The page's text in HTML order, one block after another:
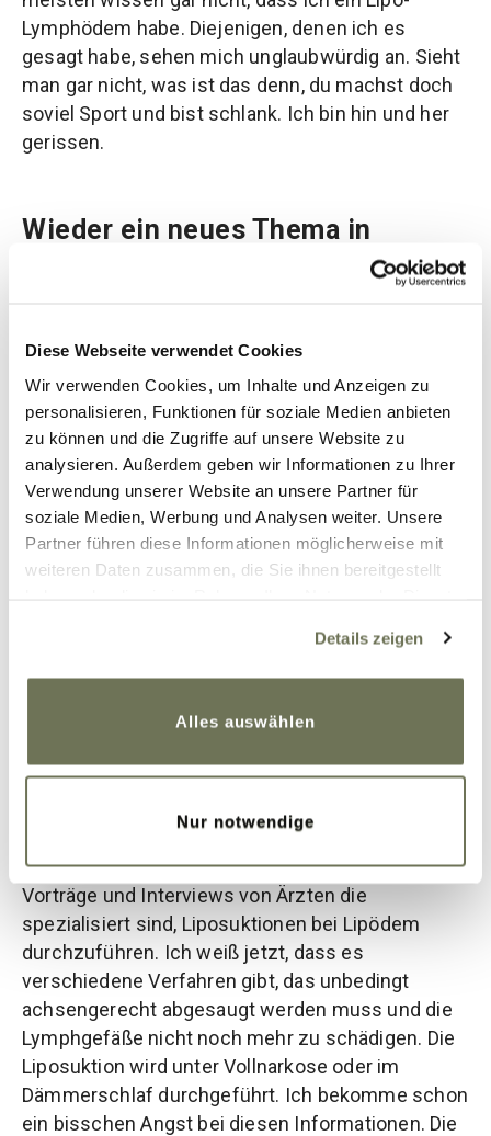
Diese Webseite verwendet Cookies
Wir verwenden Cookies, um Inhalte und Anzeigen zu
personalisieren, Funktionen für soziale Medien anbieten
zu können und die Zugriffe auf unsere Website zu
analysieren. Außerdem geben wir Informationen zu Ihrer
Verwendung unserer Website an unsere Partner für
soziale Medien, Werbung und Analysen weiter. Unsere
Partner führen diese Informationen möglicherweise mit
weiteren Daten zusammen, die Sie ihnen bereitgestellt
Cookies, wenn Sie unsere Webseite weiterhin nutzen.
Weitere Informationen finden Sie in unserer
Details zeigen
Alles auswählen
Nur notwendige
Lymphödem habe. Diejenigen, denen ich es
gesagt habe, sehen mich unglaubwürdig an. Sieht
man gar nicht, was ist das denn, du machst doch
soviel Sport und bist schlank. Ich bin hin und her
gerissen.
Wieder ein neues Thema in
noch völlig ahnungslos. Natürlich bekommt er das
Telefonat mit und hinterfragt wer das war. Ich hole
tief Luft, nehme allen Mut zusammen und erzähle
von meinen Gedanken und meinem Vorhaben.
Dann die Erleichterung, mein Mann stimmt mir zu
100% zu. “Ich weiß doch wie sehr Du unter der
Situation mit Deinen Beinen leidest. Es ist ja auch
ist aber so teuer“ , sage ich. Als ich den Preis
sage, hat er erst einmal geschluckt. „Trotzdem,
von meinem Mann hat mir die Sicherheit gegeben,
Also recherchiere ich, wo ich mich operieren
lassen könnte. Bei YouTube finde ich sogar
Vorträge und Interviews von Ärzten die
spezialisiert sind, Liposuktionen bei Lipödem
durchzuführen. Ich weiß jetzt, dass es
verschiedene Verfahren gibt, das unbedingt
achsengerecht abgesaugt werden muss und die
Lymphgefäße nicht noch mehr zu schädigen. Die
Liposuktion wird unter Vollnarkose oder im
Dämmerschlaf durchgeführt. Ich bekomme schon
ein bisschen Angst bei diesen Informationen. Die